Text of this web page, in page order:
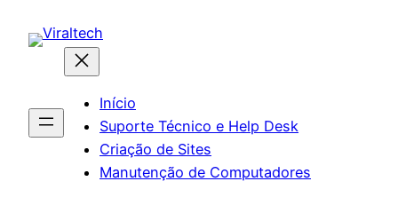
para
Início
Suporte Técnico e Help Desk
Criação de Sites
Manutenção de Computadores